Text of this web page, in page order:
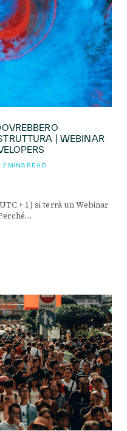
| WEBINAR
2 MINS READ
+ 1) si terrà un Webinar